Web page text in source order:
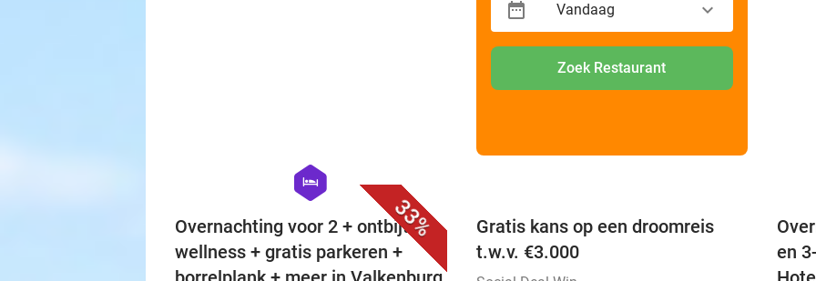
Vandaag
Zoek Restaurant
33%
hexagon
hotel
Overnachting voor 2 + ontbijt +
wellness + gratis parkeren +
favorite_border
Gratis kans op een droomreis
t.w.v. €3.000
en